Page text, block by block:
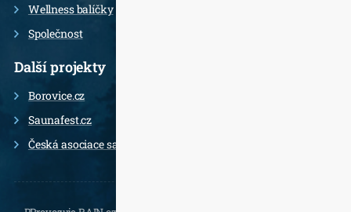
Wellness balíčky
Společnost
Další projekty
Borovice.cz
Saunafest.cz
Česká asociace saunérů